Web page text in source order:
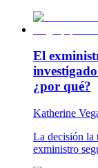
El
¿por qué?
Katherine
La decisión la
exministro